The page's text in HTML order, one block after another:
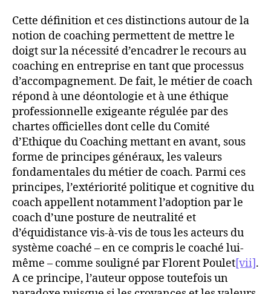
Cette définition et ces distinctions autour de la
notion de coaching permettent de mettre le
doigt sur la nécessité d’encadrer le recours au
coaching en entreprise en tant que processus
d’accompagnement. De fait, le métier de coach
répond à une déontologie et à une éthique
professionnelle exigeante régulée par des
chartes officielles dont celle du Comité
d’Ethique du Coaching mettant en avant, sous
forme de principes généraux, les valeurs
fondamentales du métier de coach. Parmi ces
principes, l’extériorité politique et cognitive du
coach appellent notamment l’adoption par le
coach d’une posture de neutralité et
d’équidistance vis-à-vis de tous les acteurs du
système coaché – en ce compris le coaché lui-
même – comme souligné par Florent Poulet[vii].
A ce principe, l’auteur oppose toutefois un